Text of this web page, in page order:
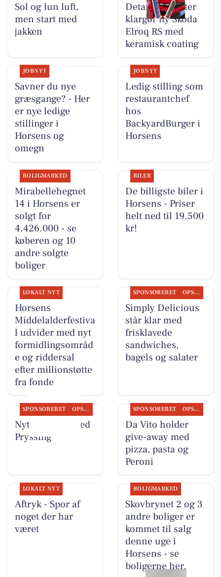
Sol og lun luft,
men start med
jakken
Detailing Center
klargør ny Skoda
Elroq RS med
keramisk coating
JOBNYT
Savner du nye
græsgange? - Her
er nye ledige
stillinger i
Horsens og
omegn
JOBNYT
Ledig stilling som
restaurantchef
hos
BackyardBurger i
Horsens
BOLIGMARKED
Mirabellehegnet
14 i Horsens er
solgt for
4.426.000 - se
køberen og 10
andre solgte
boliger
BILER
De billigste biler i
Horsens - Priser
helt ned til 19.500
kr!
LOKALT NYT
Horsens
Middelalderfestiva
l udvider med nyt
formidlingsområd
e og riddersal
efter millionstøtte
fra fonde
SPONSORERET OPSLAGSTAVLEN
Simply Delicious
står klar med
frisklavede
sandwiches,
bagels og salater
SPONSORERET OPSLAGSTAVLEN
Nyt fra Guldsmed
Pryssing
SPONSORERET OPSLAGSTAVLEN
Da Vito holder
give-away med
pizza, pasta og
Peroni
LOKALT NYT
Aftryk - Spor af
noget der har
været
BOLIGMARKED
Skovbrynet 2 og 3
andre boliger er
kommet til salg
denne uge i
Horsens - se
boligerne her.